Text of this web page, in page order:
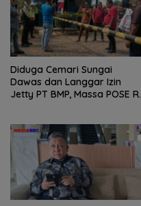
Diduga Cemari Sungai
Dawas dan Langgar Izin
Jetty PT BMP, Massa POSE RI
Tuntas